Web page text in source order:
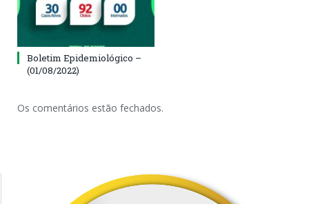
Boletim Epidemiológico –
(01/08/2022)
Os comentários estão fechados.